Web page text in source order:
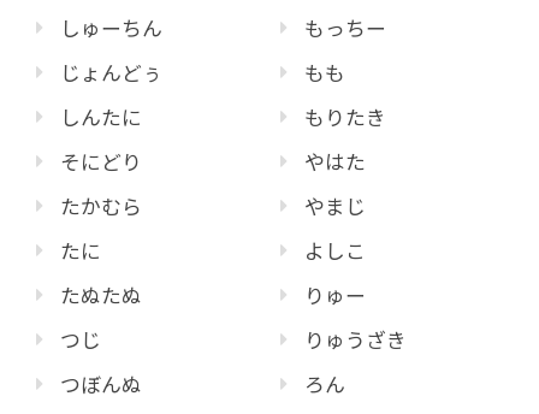
しゅーちん
じょんどぅ
しんたに
そにどり
たかむら
たに
たぬたぬ
つじ
つぼんぬ
もっちー
もも
もりたき
やはた
やまじ
よしこ
りゅー
りゅうざき
ろん